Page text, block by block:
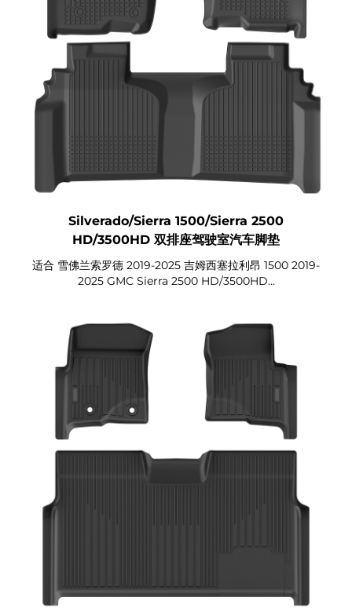
Silverado/Sierra 1500/Sierra 2500
HD/3500HD 双排座驾驶室汽车脚垫
适合 雪佛兰索罗德 2019-2025 吉姆西塞拉利昂 1500 2019-
2025 GMC Sierra 2500 HD/3500HD...